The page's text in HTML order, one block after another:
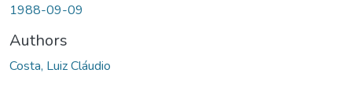
1988-09-09
Authors
Costa, Luiz Cláudio